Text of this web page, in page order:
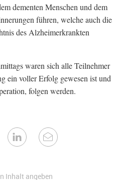
dementen Menschen und dem
führen, welche auch die
des Alzheimerkrankten
waren sich alle Teilnehmer
ein voller Erfolg gewesen ist und
folgen werden.
Inhalt angeben